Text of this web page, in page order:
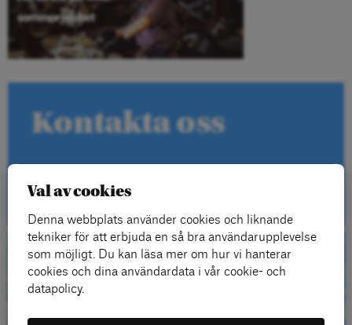
Kontakta oss
Kontakt
Beställ gratis
material
Val av cookies
Denna webbplats använder cookies och liknande
tekniker för att erbjuda en så bra användarupplevelse
som möjligt. Du kan läsa mer om hur vi hanterar
cookies och dina användardata i vår cookie- och
datapolicy.